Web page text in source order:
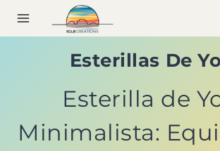
Esterillas De
Esterilla de
Minimalista: